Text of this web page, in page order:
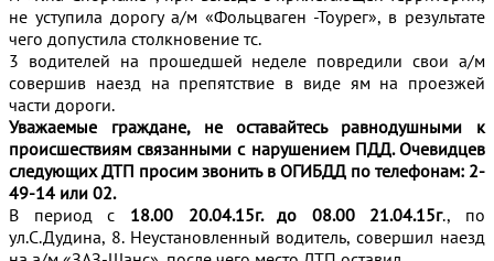
не уступила дорогу а/м «Фольцваген -Тоурег», в результате
чего допустила столкновение тс.
3 водителей на прошедшей неделе повредили свои а/м
совершив наезд на препятствие в виде ям на проезжей
части дороги.
Уважаемые граждане, не оставайтесь равнодушными к
происшествиям связанными с нарушением ПДД. Очевидцев
следующих ДТП просим звонить в ОГИБДД по телефонам: 2-
49-14 или 02.
В период с 18.00 20.04.15г. до 08.00 21.04.15г., по
ул.С.Дудина, 8. Неустановленный водитель, совершил наезд